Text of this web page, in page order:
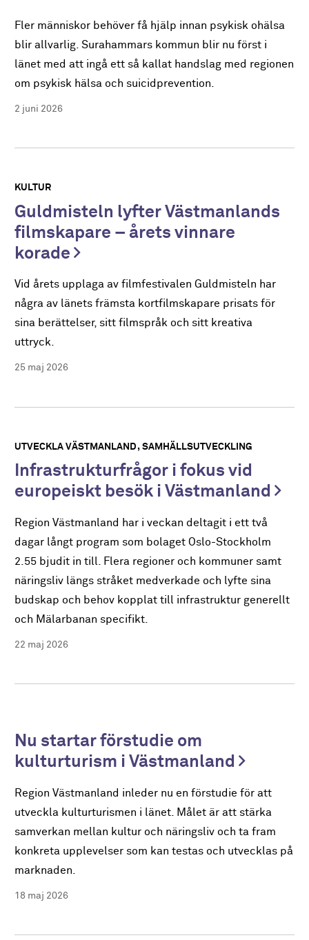
Fler människor behöver få hjälp innan psykisk ohälsa
blir allvarlig. Surahammars kommun blir nu först i
länet med att ingå ett så kallat handslag med regionen
om psykisk hälsa och suicidprevention.
2 juni 2026
KULTUR
Guldmisteln lyfter Västmanlands
filmskapare – årets vinnare
korade
Vid årets upplaga av filmfestivalen Guldmisteln har
några av länets främsta kortfilmskapare prisats för
sina berättelser, sitt filmspråk och sitt kreativa
uttryck.
25 maj 2026
UTVECKLA VÄSTMANLAND SAMHÄLLSUTVECKLING
Infrastrukturfrågor i fokus vid
europeiskt besök i Västmanland
Region Västmanland har i veckan deltagit i ett två
dagar långt program som bolaget Oslo-Stockholm
2.55 bjudit in till. Flera regioner och kommuner samt
näringsliv längs stråket medverkade och lyfte sina
budskap och behov kopplat till infrastruktur generellt
och Mälarbanan specifikt.
22 maj 2026
Nu startar förstudie om
kulturturism i Västmanland
Region Västmanland inleder nu en förstudie för att
utveckla kulturturismen i länet. Målet är att stärka
samverkan mellan kultur och näringsliv och ta fram
konkreta upplevelser som kan testas och utvecklas på
marknaden.
18 maj 2026